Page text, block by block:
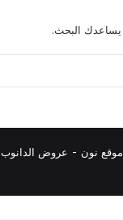
يساعدك البحث.
موقع نون - عروض الدانوب